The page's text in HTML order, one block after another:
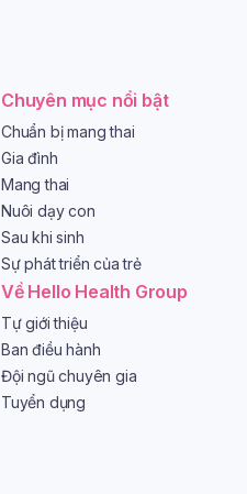
Chuyên mục nổi bật
Chuẩn bị mang thai
Gia đình
Mang thai
Nuôi dạy con
Sau khi sinh
Sự phát triển của trẻ
Về Hello Health Group
Tự giới thiệu
Ban điều hành
Đội ngũ chuyên gia
Tuyển dụng